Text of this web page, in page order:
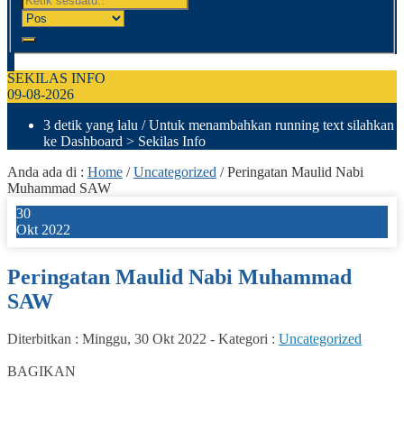
SEKILAS INFO
09-08-2026
3 detik yang lalu / Untuk menambahkan running text silahkan
ke Dashboard > Sekilas Info
Anda ada di : Home /Uncategorized /Peringatan Maulid Nabi
Muhammad SAW
30
Okt 2022
Peringatan Maulid Nabi Muhammad
SAW
Diterbitkan : Minggu, 30 Okt 2022 - Kategori : Uncategorized
BAGIKAN